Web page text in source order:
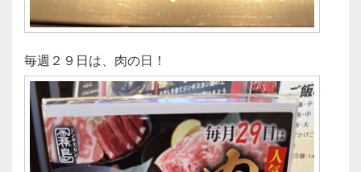
毎週２９日は、肉の日！